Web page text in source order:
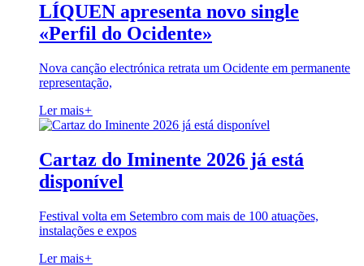
LÍQUEN apresenta novo single
«Perfil do Ocidente»
Nova canção electrónica retrata um Ocidente em permanente
representação,
Ler mais+
Cartaz do Iminente 2026 já está
disponível
Festival volta em Setembro com mais de 100 atuações,
instalações e expos
Ler mais+